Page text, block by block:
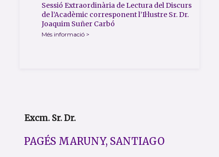
Sessió Extraordinària de Lectura del Discurs
de l’Acadèmic corresponent l’Il·lustre Sr. Dr.
Joaquim Suñer Carbó
Més informació >
Excm. Sr. Dr.
PAGÉS MARUNY, SANTIAGO